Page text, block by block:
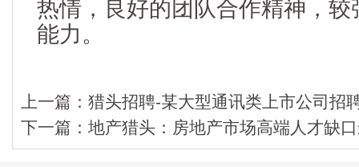
热情，良好的团队合作精神，
能力。
上一篇： 猎头招聘-某大型通讯类上市公司招
下一篇： 地产猎头：房地产市场高端人才缺